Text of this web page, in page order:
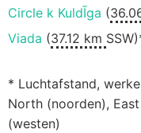
Circle k KuldĪga (
Viada (37.12 km
* Luchtafstand,
North (noorden),
(westen)